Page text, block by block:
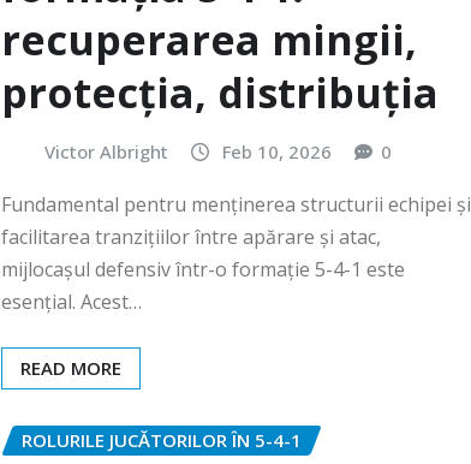
recuperarea mingii,
protecția, distribuția
Victor Albright Feb 10, 2026 0
Fundamental pentru menținerea structurii echipei și
facilitarea tranzițiilor între apărare și atac,
mijlocașul defensiv într-o formație 5-4-1 este
esențial. Acest…
READ MORE
ROLURILE JUCĂTORILOR ÎN 5-4-1